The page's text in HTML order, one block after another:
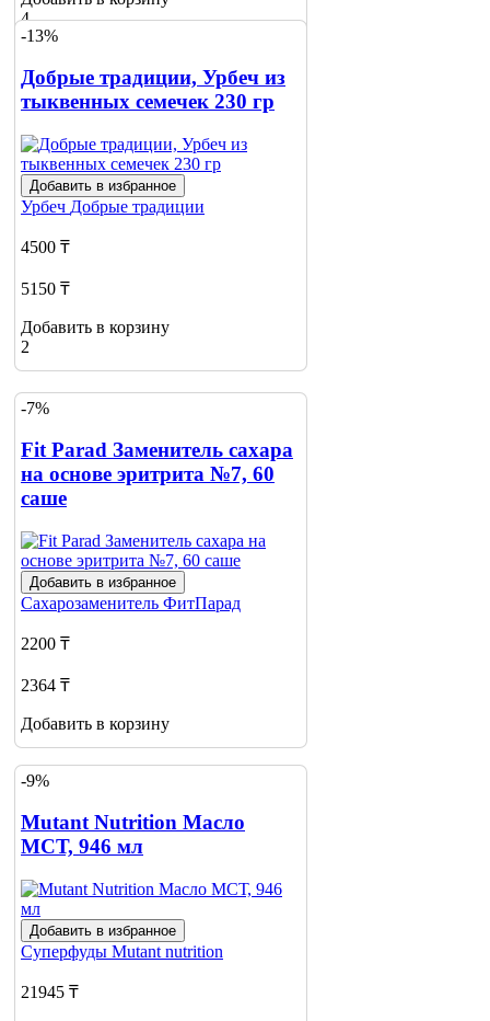
4
-13%
Добрые традиции, Урбеч из
тыквенных семечек 230 гр
Добавить в избранное
Урбеч Добрые традиции
4500 ₸
5150 ₸
Добавить в корзину
2
-7%
Fit Parad Заменитель сахара
на основе эритрита №7, 60
саше
Добавить в избранное
Сахарозаменитель ФитПарад
2200 ₸
2364 ₸
Добавить в корзину
-9%
Mutant Nutrition Масло
МСТ, 946 мл
Добавить в избранное
Суперфуды Mutant nutrition
21945 ₸